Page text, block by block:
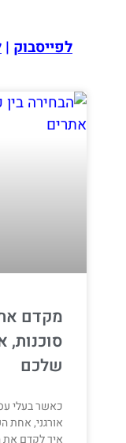
לפייסבוק |
מקדם
סוכנות,
שלכם
כאשר בעלי
אורגני, אחת
איך לקדם את